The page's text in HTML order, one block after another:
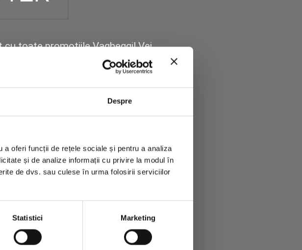
Despre
oferi funcții de rețele sociale și pentru a analiza
și de analize informații cu privire la modul în
de dvs. sau culese în urma folosirii serviciilor
Statistici Marketing
toate promoțiile Vagheggi! Vei
pe care să-l
achiziție.
personale.